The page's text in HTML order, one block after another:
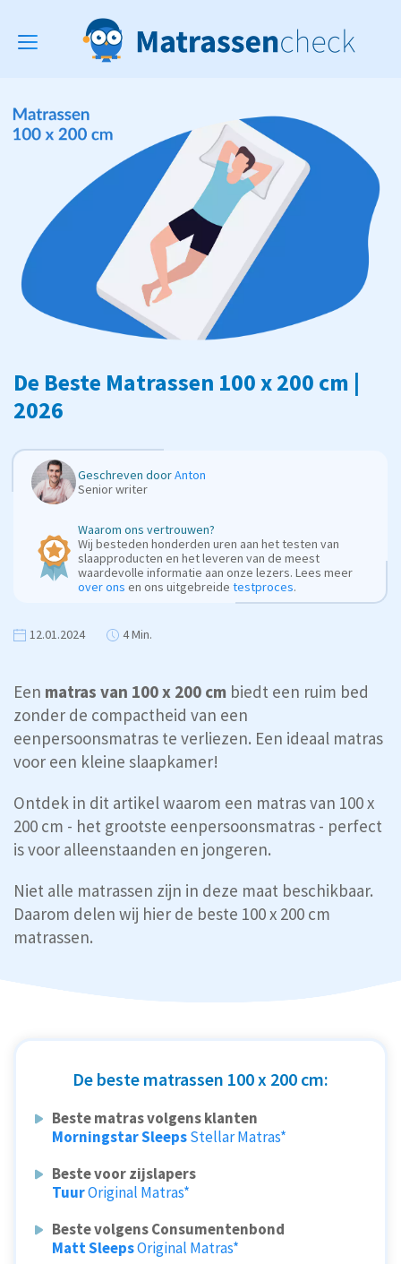
Toggle
De Beste Matrassen 100 x 200 cm |
2026
Geschreven doorAnton
Senior writer
Waarom ons vertrouwen?
Wij besteden honderden uren aan het testen van
slaapproducten en het leveren van de meest
waardevolle informatie aan onze lezers. Lees meer
over ons en ons uitgebreide testproces.
12.01.2024 4 Min.
Een matras van 100 x 200 cm biedt een ruim bed
zonder de compactheid van een
eenpersoonsmatras te verliezen. Een ideaal matras
voor een kleine slaapkamer!
Ontdek in dit artikel waarom een matras van 100 x
200 cm - het grootste eenpersoonsmatras - perfect
is voor alleenstaanden en jongeren.
Niet alle matrassen zijn in deze maat beschikbaar.
Daarom delen wij hier de beste 100 x 200 cm
matrassen.
De beste matrassen 100 x 200 cm:
Beste matras volgens klanten
Morningstar SleepsStellar Matras*
Beste voor zijslapers
TuurOriginal Matras*
Beste volgens Consumentenbond
Matt SleepsOriginal Matras*